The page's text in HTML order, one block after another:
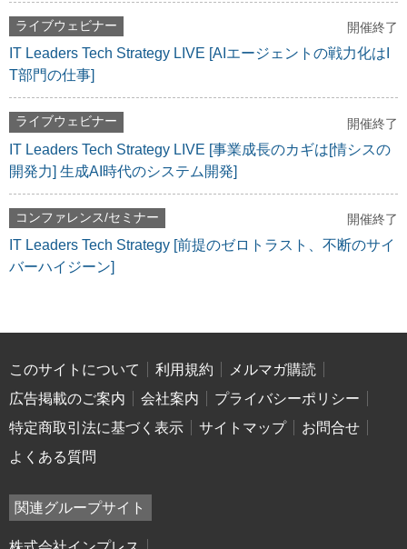
ライブウェビナー 開催終了
IT Leaders Tech Strategy LIVE [AIエージェントの戦力化はI
T部門の仕事]
ライブウェビナー 開催終了
IT Leaders Tech Strategy LIVE [事業成長のカギは[情シスの
開発力] 生成AI時代のシステム開発]
コンファレンス/セミナー 開催終了
IT Leaders Tech Strategy [前提のゼロトラスト、不断のサイ
バーハイジーン]
このサイトについて 利用規約
メルマガ購読
広告掲載のご案内
会社案内
プライバシーポリシー
特定商取引法に基づく表示
サイトマップ
お問合せ
よくある質問
関連グループサイト